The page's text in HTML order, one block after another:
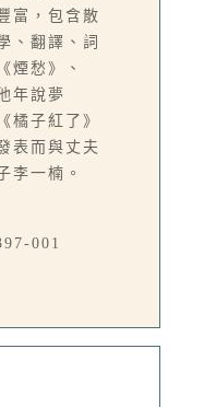
富，包含散
、翻譯、詞
煙愁》、
年說夢
橘子紅了》
表而與丈夫
李一楠。
001